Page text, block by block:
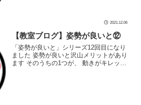
2021.12.06
【教室ブログ】姿勢が良いと⑫
「姿勢が良いと」シリーズ12回目になり
ました 姿勢が良いと沢山メリットがあり
ます そのうちの1つが、 動きがキレッキ